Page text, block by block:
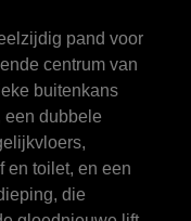
pand voor
centrum van
buitenkans
een dubbele
en toilet, en een
die